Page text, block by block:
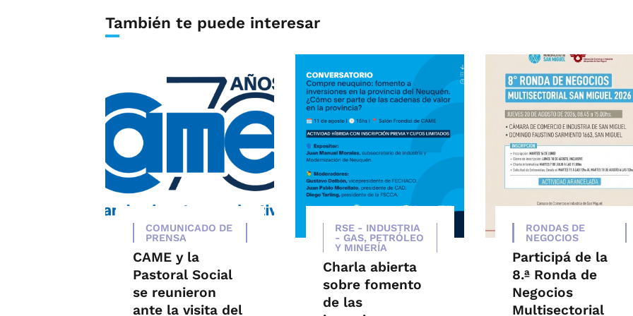
También te puede interesar
COMUNICADO DE
PRENSA
CAME y la
Pastoral Social
se reunieron
ante la visita del
RSE - INDUSTRIA
- GAS, PETRÓLEO
Y MINERÍA
Charla abierta
sobre fomento
de las
RONDAS DE
NEGOCIOS
Participá de la
8.ª Ronda de
Negocios
Multisectorial